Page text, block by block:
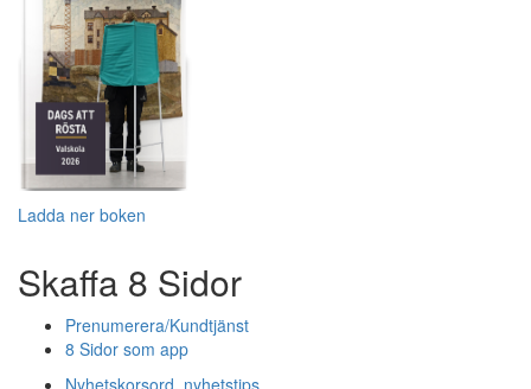
Ladda ner boken
Skaffa 8 Sidor
Prenumerera/Kundtjänst
8 Sidor som app